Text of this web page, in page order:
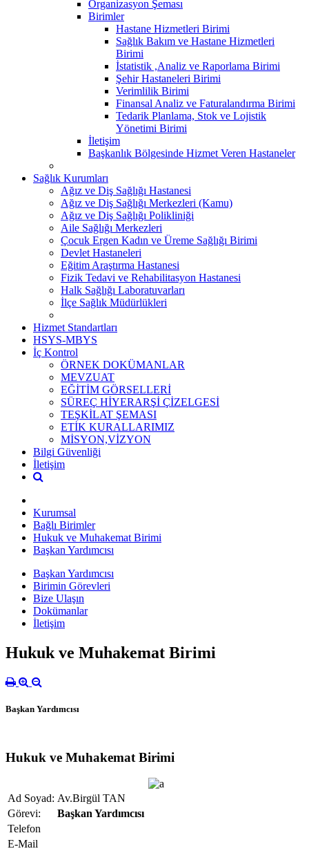
Organizasyon Şeması
Birimler
Hastane Hizmetleri Birimi
Sağlık Bakım ve Hastane Hizmetleri
Birimi
İstatistik ,Analiz ve Raporlama Birimi
Şehir Hastaneleri Birimi
Verimlilik Birimi
Finansal Analiz ve Faturalandırma Birimi
Tedarik Planlama, Stok ve Lojistik
Yönetimi Birimi
İletişim
Başkanlık Bölgesinde Hizmet Veren Hastaneler
Sağlık Kurumları
Ağız ve Diş Sağlığı Hastanesi
Ağız ve Diş Sağlığı Merkezleri (Kamu)
Ağız ve Diş Sağlığı Polikliniği
Aile Sağlığı Merkezleri
Çocuk Ergen Kadın ve Üreme Sağlığı Birimi
Devlet Hastaneleri
Eğitim Araştırma Hastanesi
Fizik Tedavi ve Rehabilitasyon Hastanesi
Halk Sağlığı Laboratuvarları
İlçe Sağlık Müdürlükleri
Hizmet Standartları
HSYS-MBYS
İç Kontrol
ÖRNEK DOKÜMANLAR
MEVZUAT
EĞİTİM GÖRSELLERİ
SÜREÇ HİYERARŞİ ÇİZELGESİ
TEŞKİLAT ŞEMASI
ETİK KURALLARIMIZ
MİSYON,VİZYON
Bilgi Güvenliği
İletişim
Kurumsal
Bağlı Birimler
Hukuk ve Muhakemat Birimi
Başkan Yardımcısı
Başkan Yardımcısı
Birimin Görevleri
Bize Ulaşın
Dokümanlar
İletişim
Hukuk ve Muhakemat Birimi
Başkan Yardımcısı
Hukuk ve Muhakemat Birimi
Ad Soyad: Av.Birgül TAN
Görevi:
Başkan Yardımcısı
Telefon
E-Mail